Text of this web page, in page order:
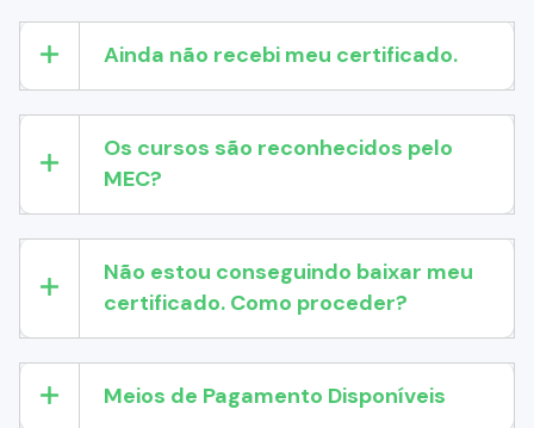
Ainda não recebi meu certificado.
Os cursos são reconhecidos pelo
MEC?
Não estou conseguindo baixar meu
certificado. Como proceder?
Meios de Pagamento Disponíveis